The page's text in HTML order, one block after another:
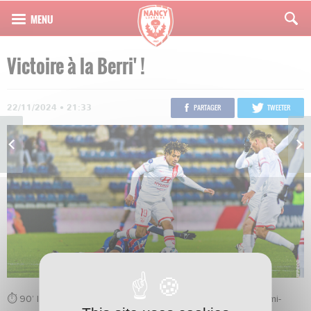
Victoire à la Berri' !
22/11/2024 • 21:33 PARTAGER TWEETER
⏱️ 90’ | #LBCASNL 0️⃣-2️⃣ Grâce à une meilleure deuxième mi-